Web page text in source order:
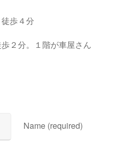
歩４分
２分。１階が車屋さん
Name (required)